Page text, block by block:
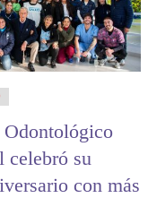
celebró su
con más